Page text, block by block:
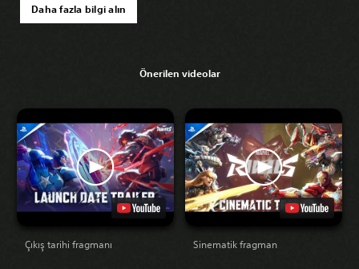
Daha fazla bilgi alın
Önerilen videolar
Çıkış tarihi fragmanı Sinematik fragman